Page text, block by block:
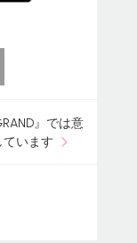
』では意
います